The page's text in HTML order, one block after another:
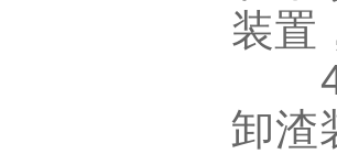
装置
4.
卸渣